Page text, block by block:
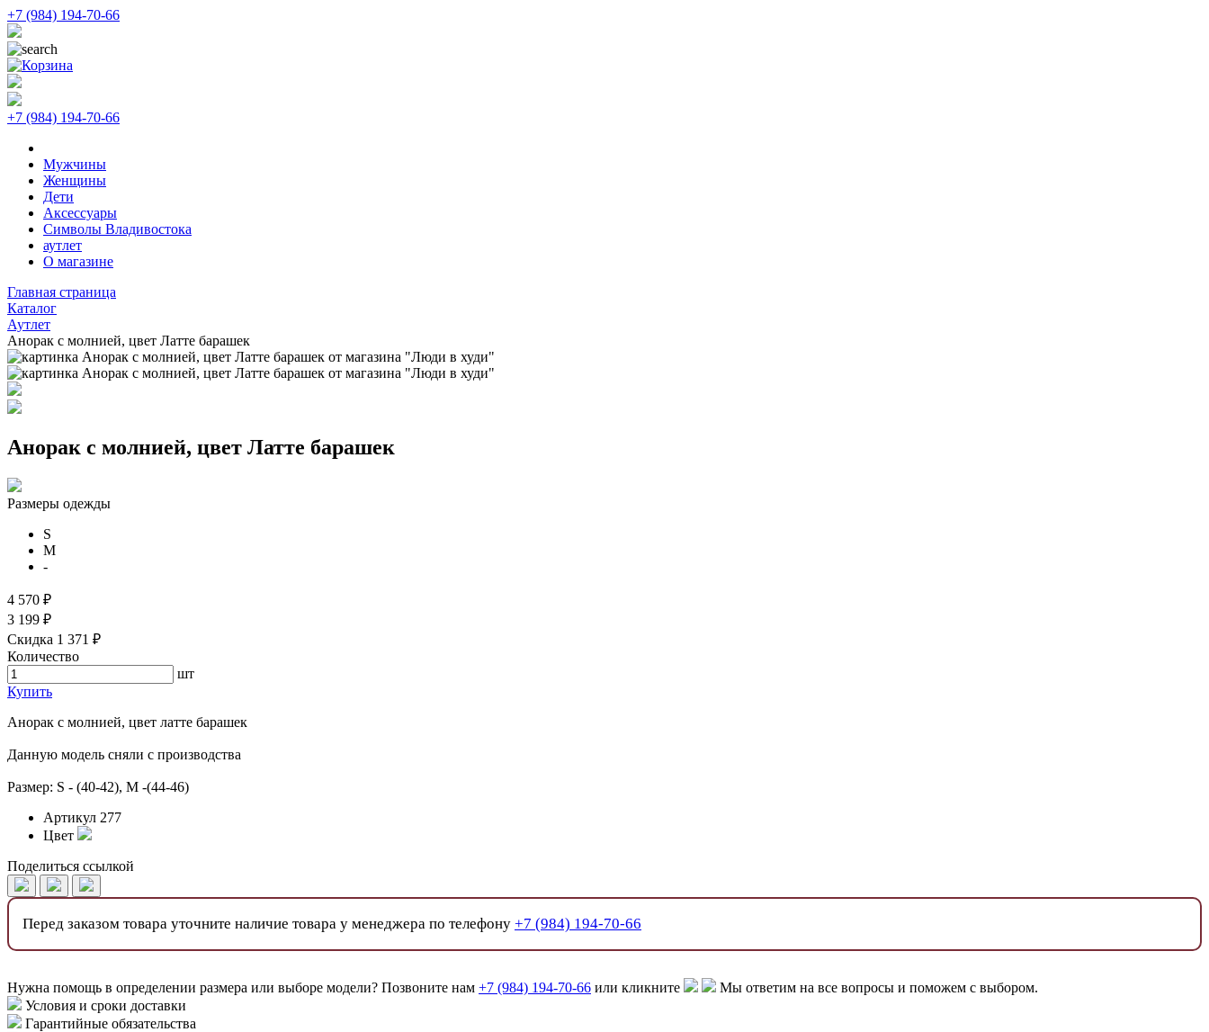
+7 (984) 194-70-66
+7 (984) 194-70-66
Мужчины
Женщины
Дети
Аксессуары
Символы Владивостока
аутлет
О магазине
Главная страница
Каталог
Аутлет
Анорак с молнией, цвет Латте барашек
Анорак с молнией, цвет Латте барашек
Размеры одежды
S
M
-
4 570 ₽
3 199 ₽
Скидка 1 371 ₽
Количество
шт
Купить
Анорак с молнией, цвет латте барашек
Данную модель сняли с производства
Размер: S - (40-42), М -(44-46)
Артикул 277
Цвет
Поделиться ссылкой
Перед заказом товара уточните наличие товара у менеджера по телефону +7 (984) 194-70-66
Нужна помощь в определении размера или выборе модели? Позвоните нам +7 (984) 194-70-66 или кликните
Мы ответим на все вопросы и поможем с выбором.
Условия и сроки доставки
Гарантийные обязательства